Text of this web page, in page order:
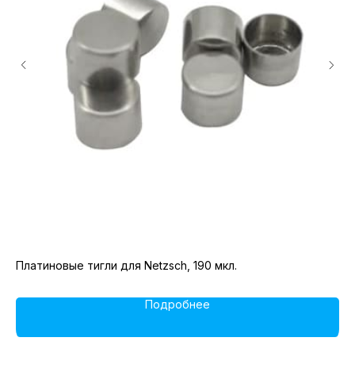
Платиновые тигли для Netzsch, 190 мкл.
Подробнее